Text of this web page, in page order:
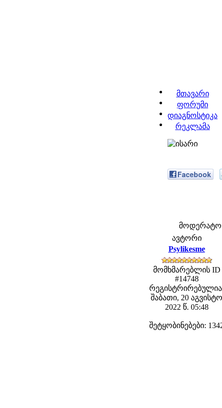
მთავარი
ფორუმი
დიაგნოსტიკა
რეკლამა
Facebook
ავტორი
Psylikesme
მომხმარებლის ID
#14748
შაბათი, 20 აგვისტო
2022 წ. 05:48
შეტყობინებები: